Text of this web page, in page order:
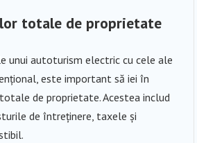
totale de proprietate
unui autoturism electric cu cele ale
este important să iei în
de proprietate. Acestea includ
de întreținere, taxele și